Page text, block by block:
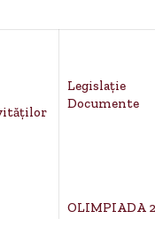
Legislație
Documente
OLIMPIADA